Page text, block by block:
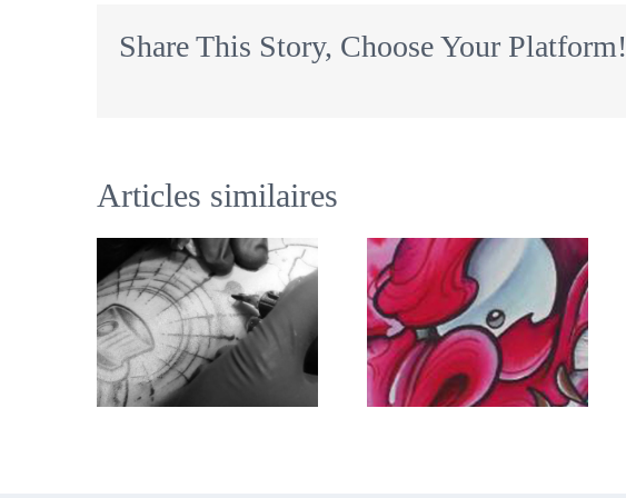
Share This Story, Choose Your Platform!
Articles similaires